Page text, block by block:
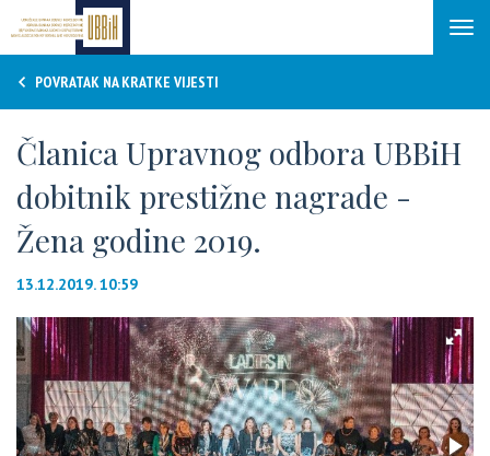
POVRATAK NA KRATKE VIJESTI
Članica Upravnog odbora UBBiH
dobitnik prestižne nagrade -
Žena godine 2019.
13.12.2019. 10:59